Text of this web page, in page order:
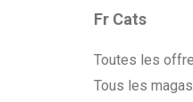
Fr Cats
Toutes les
Tous les